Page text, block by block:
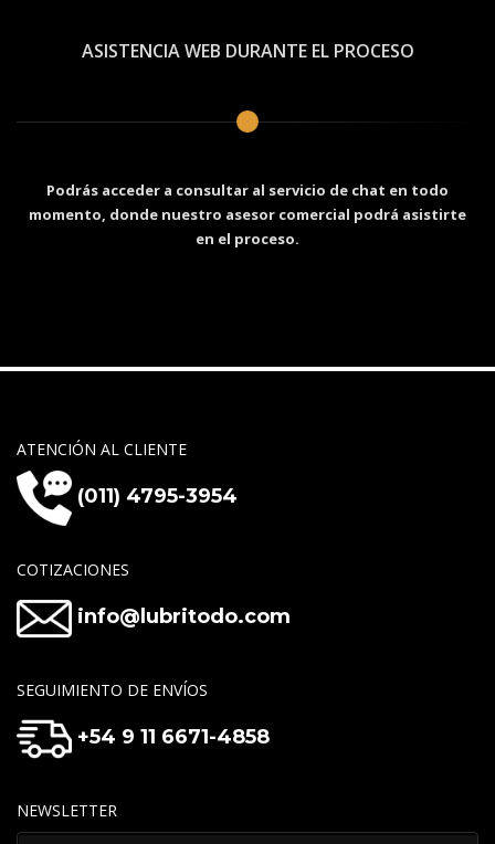
ASISTENCIA WEB DURANTE EL PROCESO
Podrás acceder a consultar al servicio de chat en todo
momento, donde nuestro asesor comercial podrá asistirte
en el proceso.
ATENCIÓN AL CLIENTE
(011) 4795-3954
COTIZACIONES
info@lubritodo.com
SEGUIMIENTO DE ENVÍOS
+54 9 11 6671-4858
NEWSLETTER